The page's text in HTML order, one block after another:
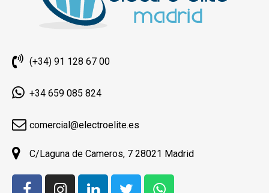
(+34) 91 128 67 00
+34 659 085 824
comercial@electroelite.es
C/Laguna de Cameros, 7 28021 Madrid